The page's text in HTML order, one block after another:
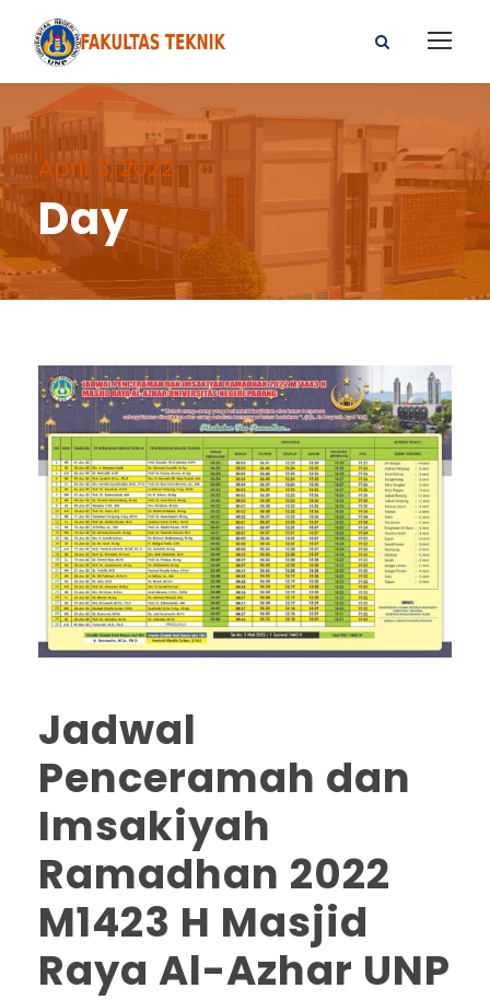
April 3, 2022
Day
Jadwal
Penceramah dan
Imsakiyah
Ramadhan 2022
M1423 H Masjid
Raya Al-Azhar UNP